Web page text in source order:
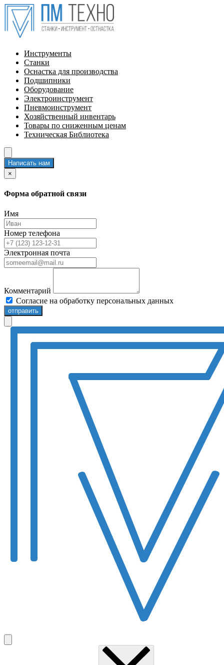
Инструменты
Станки
Оснастка для производства
Подшипники
Оборудование
Электроинструмент
Пневмоинструмент
Хозяйственный инвентарь
Товары по сниженным ценам
Техническая Библиотека
Написать нам
×
Форма обратной связи
Имя
Номер телефона
Электронная почта
Комментарий
Согласие на обработку персональных данных
отправить